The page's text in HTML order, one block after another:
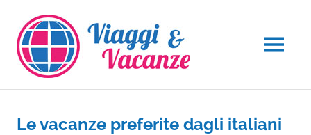
contenuto
MENU
Le vacanze preferite dagli italiani